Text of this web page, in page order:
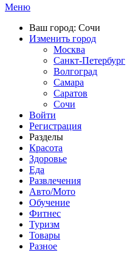
Меню
Ваш город: Сочи
Изменить город
Москва
Санкт-Петербург
Волгоград
Самара
Саратов
Сочи
Войти
Регистрация
Разделы
Красота
Здоровье
Еда
Развлечения
Авто/Мото
Обучение
Фитнес
Туризм
Товары
Разное